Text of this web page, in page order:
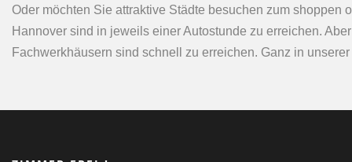
Oder möchten Sie attraktive Städte besuchen zum
Hannover sind in jeweils einer Autostunde zu erreichen.
Fachwerkhäusern sind schnell zu erreichen. Ganz in